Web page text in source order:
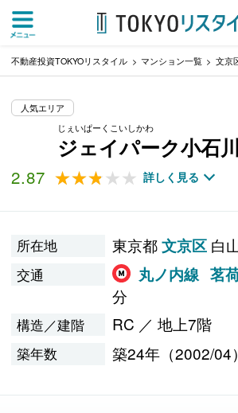
不動産投資TOKYOリスタイル マンション一覧 文京
人気エリア
じぇいぱーくこいしかわ
ジェイパーク小石川
2.87 ★★★★★
★★★★★ 詳しく見る
所在地 東京都文京区 白
交通 丸ノ内線 茗
分
構造／建階 RC ／ 地上7階
築年数 築24年（2002/04）